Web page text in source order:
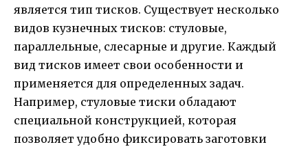
является тип тисков. Существует несколько
видов кузнечных тисков: стуловые,
параллельные, слесарные и другие. Каждый
вид тисков имеет свои особенности и
применяется для определенных задач.
Например, стуловые тиски обладают
специальной конструкцией, которая
позволяет удобно фиксировать заготовки